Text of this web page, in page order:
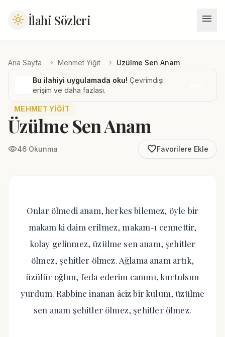
light_mode İlahi Sözleri menu
Ana Sayfa chevron_right Mehmet Yiğit chevron_right Üzülme Sen Anam
Bu ilahiyi uygulamada oku! Çevrimdışı
erişim ve daha fazlası.
MEHMET YIĞIT
Üzülme Sen Anam
visibility46 Okunma favorite_borderFavorilere Ekle
Onlar ölmedi anam, herkes bilemez, öyle bir
makam ki daim erilmez, makam-ı cennettir,
kolay gelinmez, üzülme sen anam, şehitler
ölmez, şehitler ölmez. Ağlama anam artık,
üzülür oğlun, feda ederim canımı, kurtulsun
yurdum. Rabbine inanan âciz bir kulum, üzülme
sen anam şehitler ölmez, şehitler ölmez.